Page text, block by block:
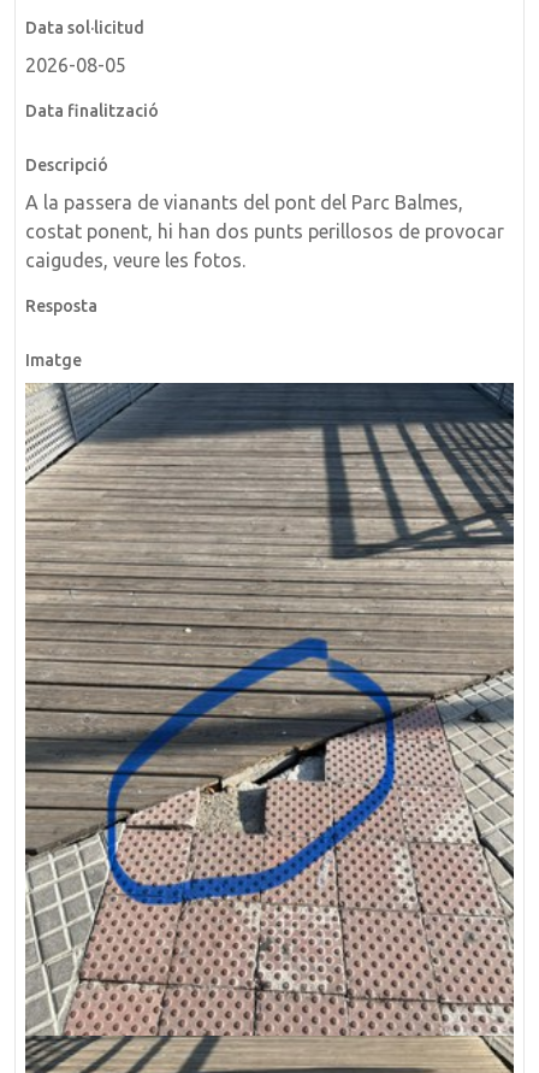
2026-08-05
A la passera de vianants del pont del Parc Balmes,
costat ponent, hi han dos punts perillosos de provocar
caigudes, veure les fotos.